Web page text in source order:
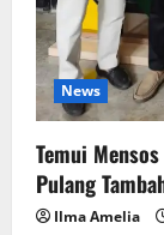
News
Temui
Pulang
Ilma Amelia